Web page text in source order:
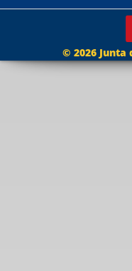
© 2026 Junta